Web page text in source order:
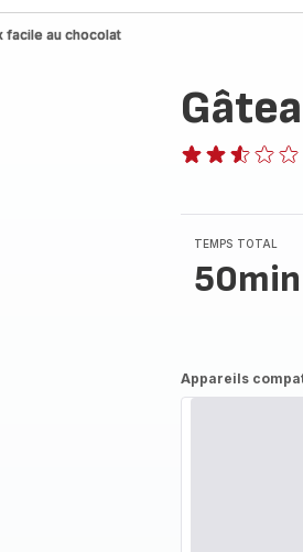
facile au chocolat
TEMPS TOTAL
50min
Appareils